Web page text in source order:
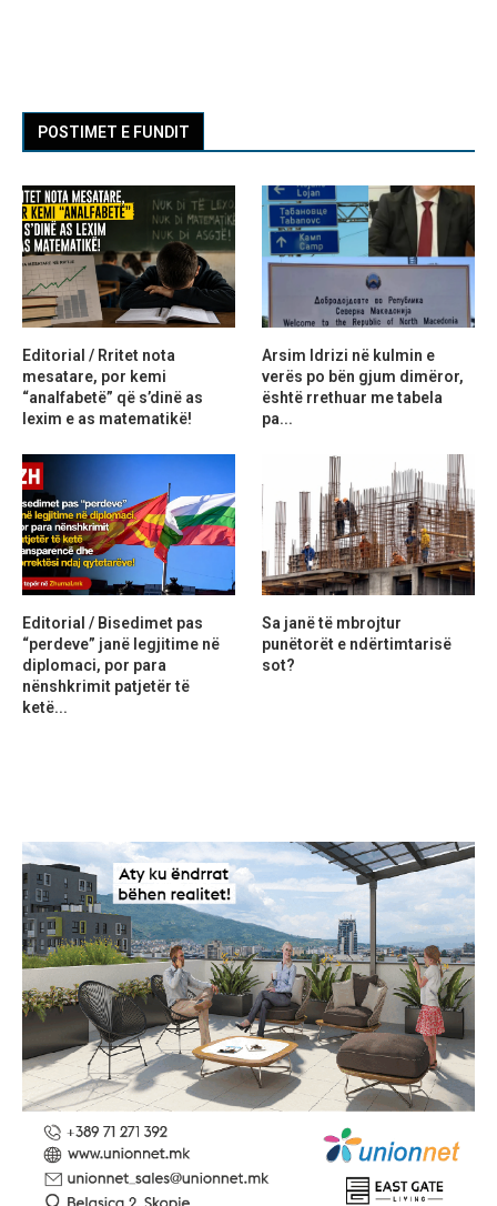
POSTIMET E FUNDIT
Editorial / Rritet nota
mesatare, por kemi
“analfabetë” që s’dinë as
lexim e as matematikë!
Arsim Idrizi në kulmin e
verës po bën gjum dimëror,
është rrethuar me tabela
pa...
Editorial / Bisedimet pas
“perdeve” janë legjitime në
diplomaci, por para
nënshkrimit patjetër të
ketë...
Sa janë të mbrojtur
punëtorët e ndërtimtarisë
sot?